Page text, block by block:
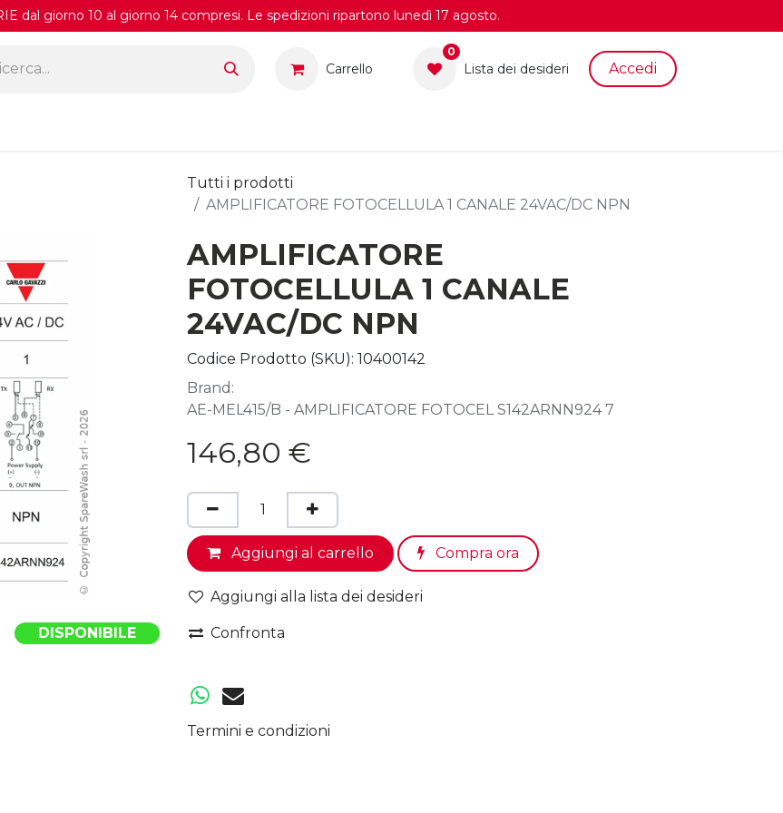
dal giorno 10 al giorno 14 compresi. Le spedizioni ripartono lunedì 17 agosto.
Carrello
0
Lista dei desid​eri Accedi
Tutti i prodotti
AMPLIFICATORE FOTOCELLULA 1 CANALE 24VAC/DC NPN
DISPONIBILE
AMPLIFICATORE
FOTOCELLULA 1 CANALE
24VAC/DC NPN
Codice Prodotto (SKU): 10400142
Brand:
AE-MEL415/B - AMPLIFICATORE FOTOCEL S142ARNN924 7
146,80 €
Aggiungi al carrello Compra ora
Aggiungi alla lista dei desideri
Confronta
Termini e condizioni